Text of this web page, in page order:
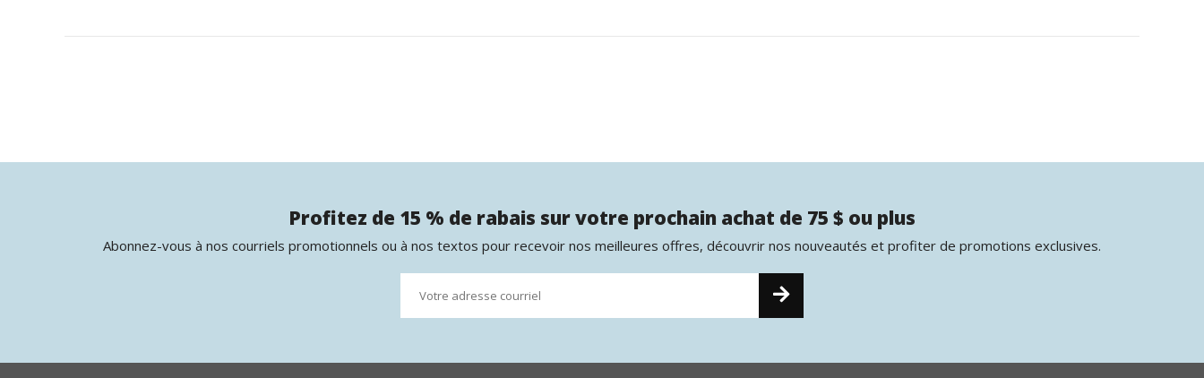
Profitez de 15 % de rabais sur votre prochain achat de 75 $ ou plus
Abonnez-vous à nos courriels promotionnels ou à nos textos pour recevoir nos meilleures offres, découvrir nos nouveautés et profiter de promotions exclusives.